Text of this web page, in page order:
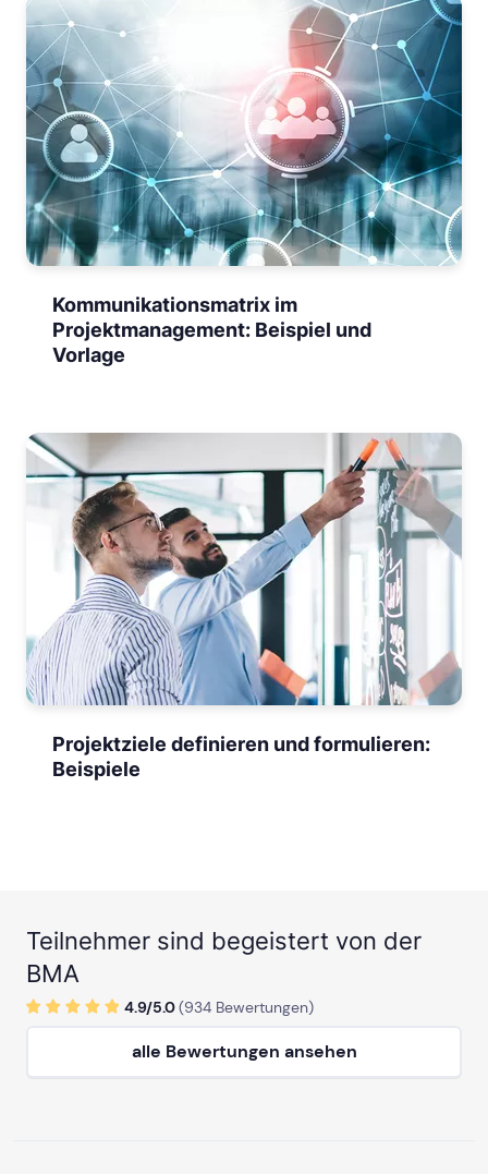
Kommunikationsmatrix im
Projektmanagement: Beispiel und
Vorlage
Projektziele definieren und formulieren:
Beispiele
Teilnehmer sind begeistert von der
BMA
4.9/5.0(934 Bewertungen)
alle Bewertungen ansehen